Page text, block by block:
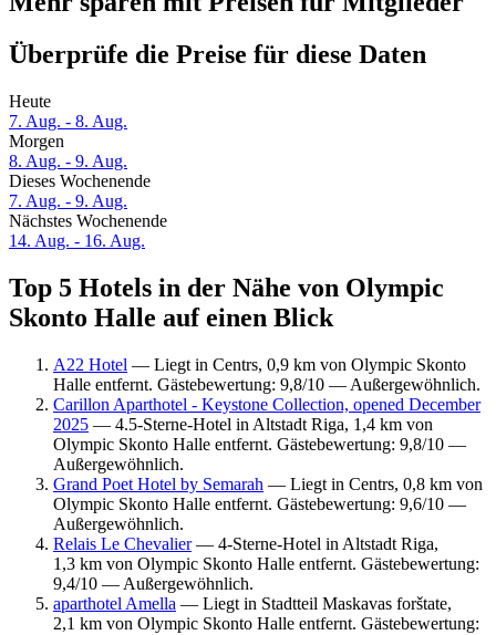
Überprüfe die Preise für diese Daten
Heute
7. Aug. - 8. Aug.
Morgen
8. Aug. - 9. Aug.
Dieses Wochenende
7. Aug. - 9. Aug.
Nächstes Wochenende
14. Aug. - 16. Aug.
Top 5 Hotels in der Nähe von Olympic
Skonto Halle auf einen Blick
A22 Hotel — Liegt in Centrs, 0,9 km von Olympic Skonto
Halle entfernt. Gästebewertung: 9,8/10 — Außergewöhnlich.
Carillon Aparthotel - Keystone Collection, opened December
2025 — 4.5-Sterne-Hotel in Altstadt Riga, 1,4 km von
Olympic Skonto Halle entfernt. Gästebewertung: 9,8/10 —
Außergewöhnlich.
Grand Poet Hotel by Semarah — Liegt in Centrs, 0,8 km von
Olympic Skonto Halle entfernt. Gästebewertung: 9,6/10 —
Außergewöhnlich.
Relais Le Chevalier— 4-Sterne-Hotel in Altstadt Riga,
1,3 km von Olympic Skonto Halle entfernt. Gästebewertung:
9,4/10 — Außergewöhnlich.
aparthotel Amella — Liegt in Stadtteil Maskavas forštate,
2,1 km von Olympic Skonto Halle entfernt. Gästebewertung: